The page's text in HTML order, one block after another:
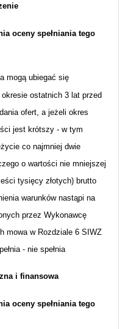
oceny spełniania tego
mogą ubiegać się
ostatnich 3 lat przed
ofert, a jeżeli okres
jest krótszy - w tym
co najmniej dwie
o wartości nie mniejszej
tysięcy złotych) brutto
warunków nastąpi na
przez Wykonawcę
mowa w Rozdziale 6 SIWZ
- nie spełnia
i finansowa
oceny spełniania tego